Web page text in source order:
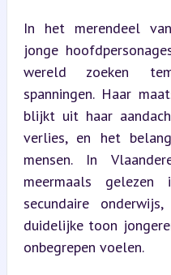
In het merendeel
jonge
wereld zoeken
spanningen. Haar
blijkt uit haar
verlies, en het
mensen. In
meermaals
secundaire
duidelijke toon
onbegrepen voelen.